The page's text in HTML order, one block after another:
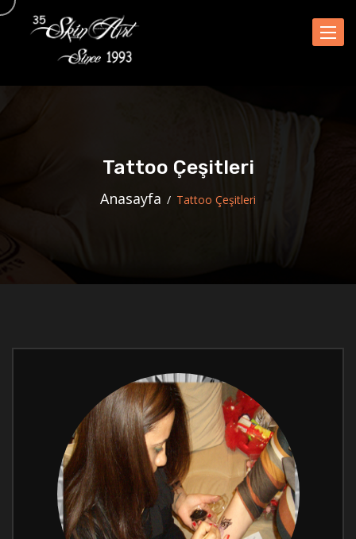
Tattoo Çeşitleri
Anasayfa Tattoo Çeşitleri